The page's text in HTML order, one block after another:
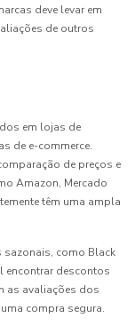
deve levar em
de outros
em lojas de
de e-commerce.
de preços e
Amazon, Mercado
têm uma ampla
como Black
encontrar descontos
as avaliações dos
compra segura.